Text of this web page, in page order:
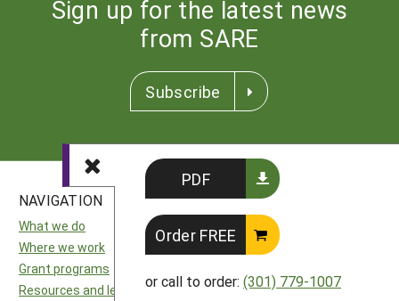
PDF
Order FREE
or call to order: (301) 779-1007
Sign up for the latest news
from SARE
Subscribe
NAVIGATION
What we do
Where we work
Grant programs
Resources and learning
SITES
National SARE
North Central SARE
Southern SARE